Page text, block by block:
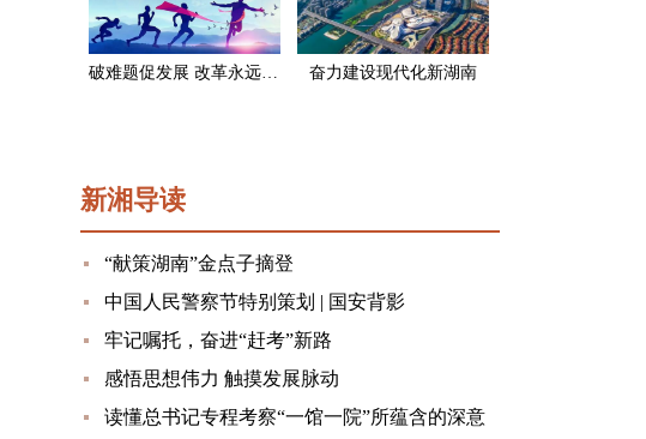
破难题促发展 改革永远在路上 奋力建设现代化新湖南
新湘导读
“献策湖南”金点子摘登
中国人民警察节特别策划 | 国安背影
牢记嘱托，奋进“赶考”新路
感悟思想伟力 触摸发展脉动
读懂总书记专程考察“一馆一院”所蕴含的深意